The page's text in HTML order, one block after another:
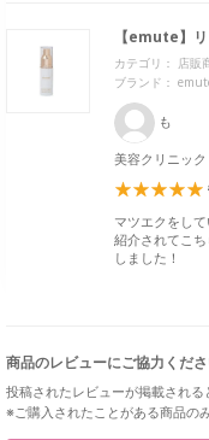
【emute】
カテゴリ： 店販
ブランド：
も
美容クリニッ
マツエクをし
紹介されてこ
しました！
商品のレビューにご協力くださ
投稿されたレビューが掲載され
※ご購入されたことがある商品の